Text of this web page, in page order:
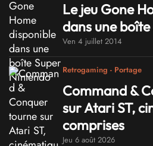
Le jeu Gone
dans une
Ven 4 juillet 2014
Retrogaming - Portage
Command &
sur Atari ST,
comprises
Jeu 6 août 2026